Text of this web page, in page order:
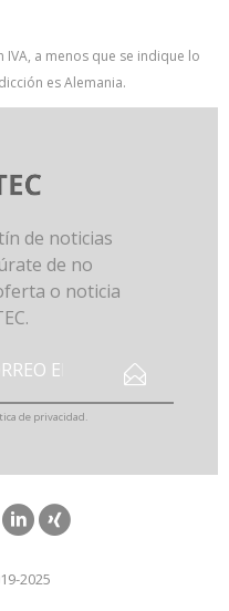
a menos que se indique lo
es Alemania.
de noticias
de no
o noticia
de privacidad.
2025